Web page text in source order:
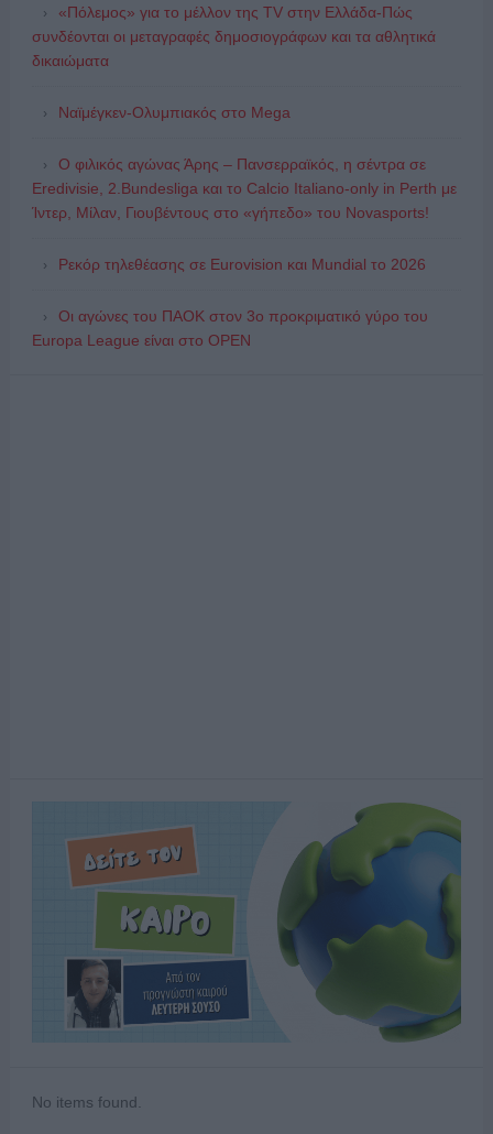
«Πόλεμος» για το μέλλον της TV στην Ελλάδα-Πώς
συνδέονται οι μεταγραφές δημοσιογράφων και τα αθλητικά
δικαιώματα
Ναϊμέγκεν-Ολυμπιακός στο Mega
Ο φιλικός αγώνας Άρης – Πανσερραϊκός, η σέντρα σε
Eredivisie, 2.Bundesliga και το Calcio Italiano-only in Perth με
Ίντερ, Μίλαν, Γιουβέντους στο «γήπεδο» του Novasports!
Ρεκόρ τηλεθέασης σε Eurovision και Mundial το 2026
Οι αγώνες του ΠΑΟΚ στον 3ο προκριματικό γύρο του
Europa League είναι στο OPEN
No items found.